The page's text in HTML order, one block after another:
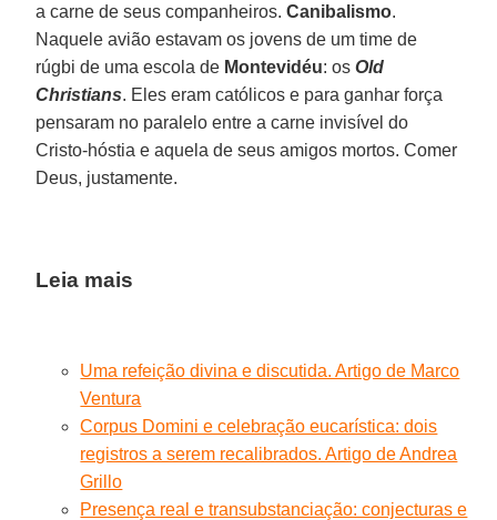
a carne de seus companheiros.Canibalismo.
Naquele avião estavam os jovens de um time de
rúgbi de uma escola de Montevidéu: osOld
Christians. Eles eram católicos e para ganhar força
pensaram no paralelo entre a carne invisível do
Cristo-hóstia e aquela de seus amigos mortos. Comer
Deus, justamente.
Leia mais
Uma refeição divina e discutida. Artigo de Marco
Ventura
Corpus Domini e celebração eucarística: dois
registros a serem recalibrados. Artigo de Andrea
Grillo
Presença real e transubstanciação: conjecturas e